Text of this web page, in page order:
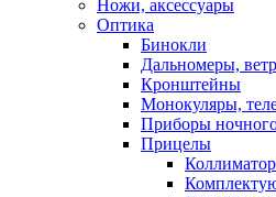
Ножи, аксессуары
Оптика
Бинокли
Дальномеры,
Кронштейны
Монокуляры,
Приборы
Прицелы